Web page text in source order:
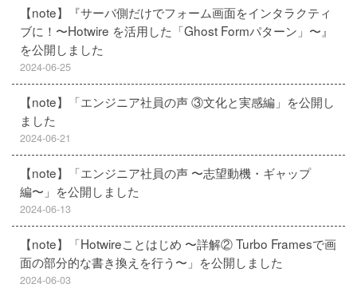
【note】『サーバ側だけでフォーム画面をインタラクティ
ブに！〜Hotwire を活用した「Ghost Formパターン」〜』
を公開しました
2024-06-25
【note】「エンジニア社員の声 ③文化と実感編」を公開し
ました
2024-06-21
【note】「エンジニア社員の声 〜志望動機・ギャップ
編〜」を公開しました
2024-06-13
【note】「Hotwireことはじめ 〜詳解② Turbo Framesで画
面の部分的な書き換えを行う〜」を公開しました
2024-06-03